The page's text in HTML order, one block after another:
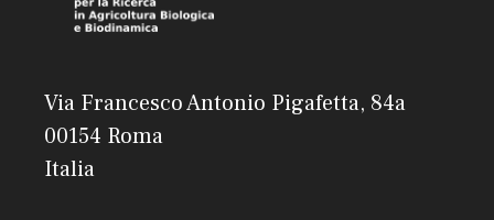
Via Francesco Antonio Pigafetta, 84a
00154 Roma
Italia